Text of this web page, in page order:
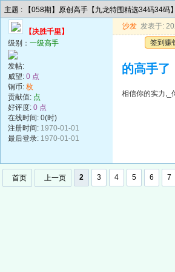
主题 : 【058期】原创高手【九龙特围精选34码34码
【决胜千里】
级别： 一级高手
发帖:
威望: 0 点
铜币: 枚
贡献值: 点
好评度: 0 点
在线时间: 0(时)
注册时间: 1970-01-01
最后登录: 1970-01-01
沙发 发表于:
签到赚
的高手了
相信你的实力,_
首页 上一页 2 3 4 5 6 7